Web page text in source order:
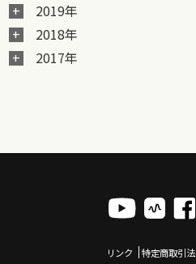
2019年
2018年
2017年
リンク 特定商取引法